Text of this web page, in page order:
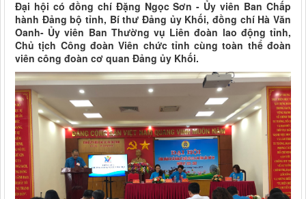
Đại hội có đồng chí Đặng Ngọc Sơn - Ủy viên Ban Chấp
hành Đảng bộ tỉnh, Bí thư Đảng ủy Khối, đồng chí Hà Văn
Oanh- Ủy viên Ban Thường vụ Liên đoàn lao động tỉnh,
Chủ tịch Công đoàn Viên chức tỉnh cùng toàn thể đoàn
viên công đoàn cơ quan Đảng ủy Khối.